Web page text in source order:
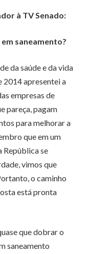
à TV Senado:
saneamento?
da saúde e da vida
2014 apresentei a
empresas de
pareça, pagam
para melhorar a
que em um
República se
vimos que
o caminho
está pronta
que dobrar o
saneamento